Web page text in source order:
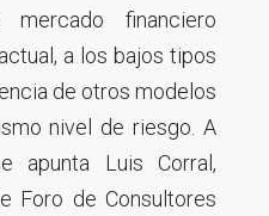
financiero
a los bajos tipos
de otros modelos
nivel de riesgo. A
apunta Luis Corral,
Foro de Consultores